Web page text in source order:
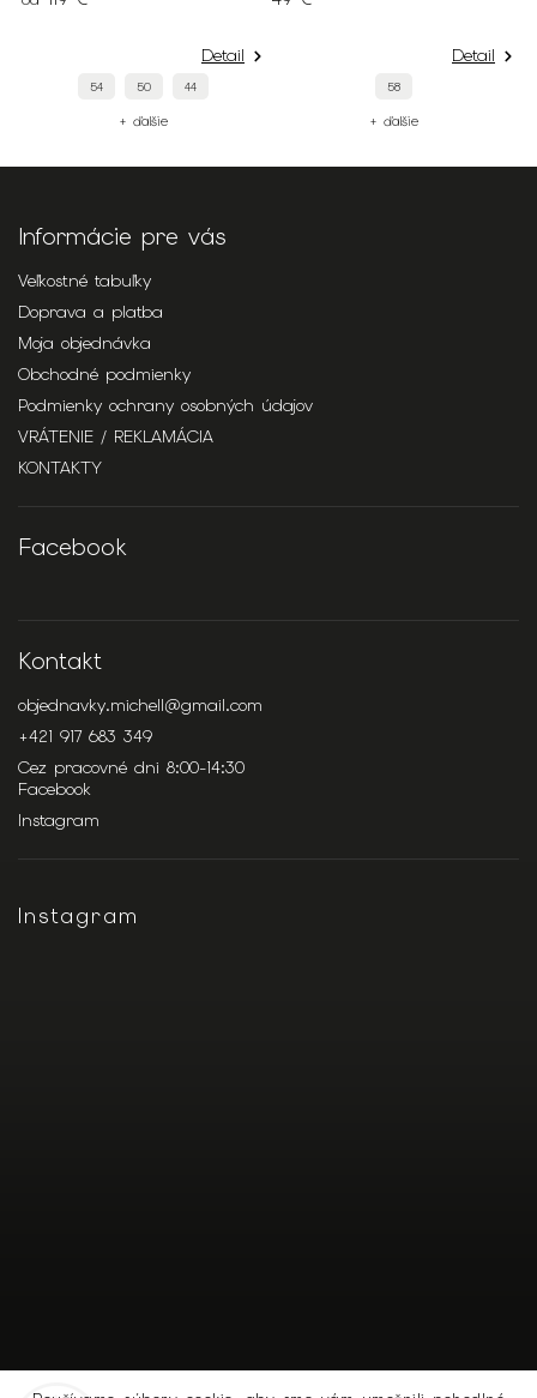
Detail
54 50 44
+ ďalšie
Detail
58
+ ďalšie
Informácie pre vás
Veľkostné tabuľky
Doprava a platba
Moja objednávka
Obchodné podmienky
Podmienky ochrany osobných údajov
VRÁTENIE / REKLAMÁCIA
KONTAKTY
Facebook
Kontakt
objednavky.michell@gmail.com
+421 917 683 349
Cez pracovné dni 8:00-14:30
Facebook
Instagram
Instagram